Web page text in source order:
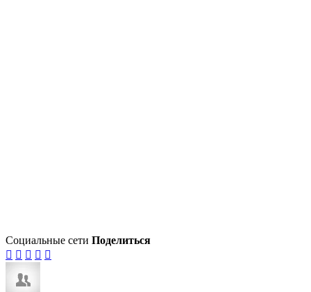
Социальные сети Поделиться
    